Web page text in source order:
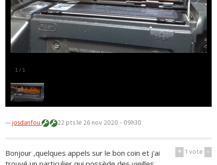
1 / 1
—josdanfou 22 ptsle 26 nov 2020 - 09h30
+ 1vote -
Bonjour ,quelques appels sur le bon coin et j'ai